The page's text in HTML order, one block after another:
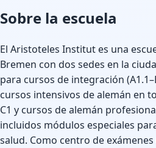
Sobre la escuela
El Aristoteles Institut es una
Bremen con dos sedes en la
para cursos de integración
cursos intensivos de alemán en
C1 y cursos de alemán
incluidos módulos especiales
salud. Como centro de